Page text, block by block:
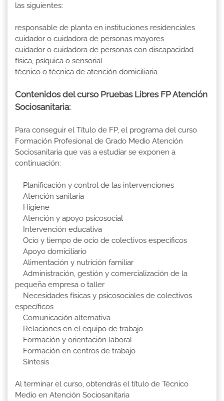
las siguientes:
responsable de planta en instituciones residenciales
cuidador o cuidadora de personas mayores
cuidador o cuidadora de personas con discapacidad
física, psíquica o sensorial
técnico o técnica de atención domiciliaria
Contenidos del curso Pruebas Libres FP Atención
Sociosanitaria:
Para conseguir el Título de FP, el programa del curso
Formación Profesional de Grado Medio Atención
Sociosanitaria que vas a estudiar se exponen a
continuación:
Planificación y control de las intervenciones
Atención sanitaria
Higiene
Atención y apoyo psicosocial
Intervención educativa
Ocio y tiempo de ocio de colectivos específicos
Apoyo domiciliario
Alimentación y nutrición familiar
Administración, gestión y comercialización de la
pequeña empresa o taller
Necesidades físicas y psicosociales de colectivos
específicos
Comunicación alternativa
Relaciones en el equipo de trabajo
Formación y orientación laboral
Formación en centros de trabajo
Síntesis
Al terminar el curso, obtendrás el título de Técnico
Medio en Atención Sociosanitaria